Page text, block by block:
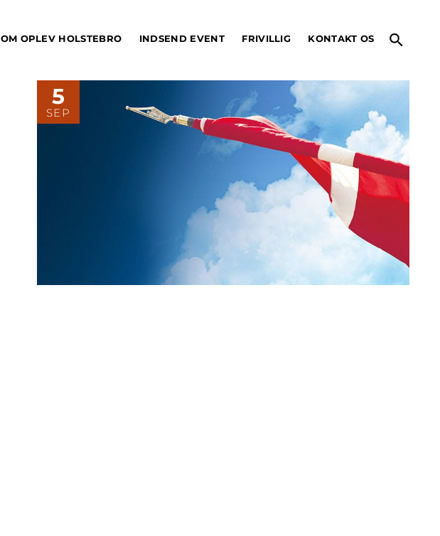
OM OPLEV HOLSTEBRO INDSEND EVENT FRIVILLIG KONTAKT OS search
5
SEP